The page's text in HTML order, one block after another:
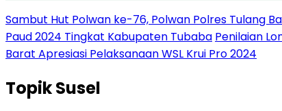
Sambut Hut Polwan ke-76, Polwan Polres Tulang
Paud 2024 Tingkat Kabupaten Tubaba Penilaian
Barat Apresiasi Pelaksanaan WSL Krui Pro 2024
TopikSusel